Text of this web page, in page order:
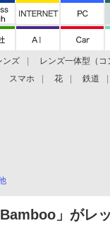
ンズ レンズ一体型（コ
スマホ 花 鉄道
」がレ